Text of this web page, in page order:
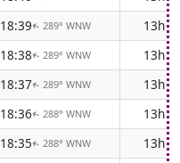
18:39↑ 289° WNW
13h
18:38↑ 289° WNW
13h
18:37↑ 289° WNW
13h
18:36↑ 288° WNW
13h
18:35↑ 288° WNW
13h